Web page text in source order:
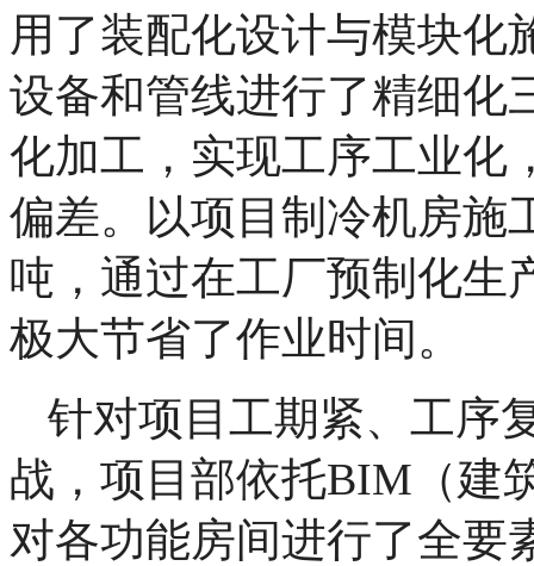
用了装配化设计与模块化
设备和管线进行了精细化
化加工，实现工序工业化
偏差。以项目制冷机房施
吨，通过在工厂预制化生
极大节省了作业时间。
针对项目工期紧、工序
战，项目部依托BIM（建
对各功能房间进行了全要